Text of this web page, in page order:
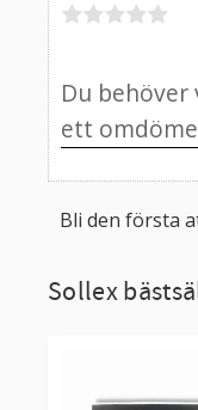
Bli den första
Sollex